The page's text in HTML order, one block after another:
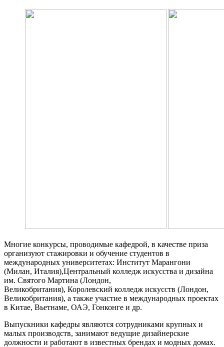
Многие конкурсы, проводимые кафедрой, в качестве приза
организуют стажировки и обучение студентов в
международных университетах: Институт Марангони
(Милан, Италия),Центральный колледж искусства и дизайна
им. Святого Мартина (Лондон,
Великобритания), Королевский колледж искусств (Лондон,
Великобритания), а также участие в международных проектах
в Китае, Вьетнаме, ОАЭ, Гонконге и др.
Выпускники кафедры являются сотрудниками крупных и
малых производств, занимают ведущие дизайнерские
должности и работают в известных брендах и модных домах.